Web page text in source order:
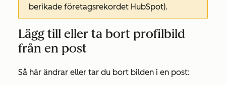
berikade företagsrekordet HubSpot).
Lägg till eller ta bort profilbild
från en post
Så här ändrar eller tar du bort bilden i en post: